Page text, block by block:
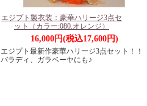
エジプト製衣装：豪華ハリージ3点セ
ット（カラー:080.オレンジ）
16,000円(税込17,600円)
エジプト最新作豪華ハリージ3点セット！！
バラディ、ガラベーヤにも♪